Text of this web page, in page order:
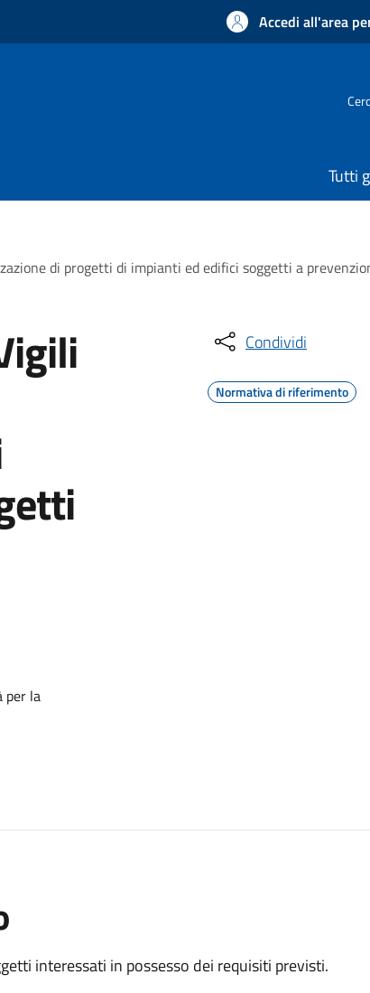
Accedi all'area
Tutti
di progetti di impianti ed edifici soggetti a
per la
Condividi
Normativa di riferimento
interessati in possesso dei requisiti previsti.